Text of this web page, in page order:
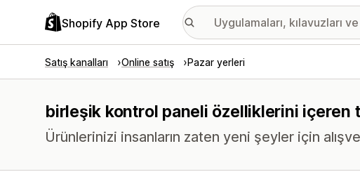
Shopify App Store
Satış kanalları Online satış Pazar yerleri
birleşik kontrol paneli özelliklerini içeren
Ürünlerinizi insanların zaten yeni şeyler için